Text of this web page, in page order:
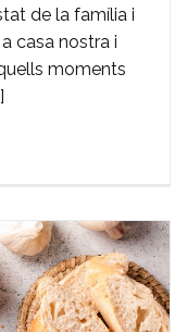
Nadal
de la família i
casa nostra i
moments